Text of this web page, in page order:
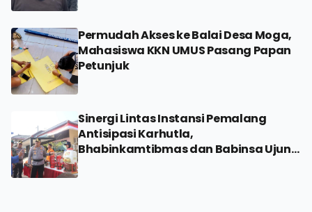
Permudah Akses ke Balai Desa Moga,
Mahasiswa KKN UMUS Pasang Papan
Petunjuk
Sinergi Lintas Instansi Pemalang
Antisipasi Karhutla,
Bhabinkamtibmas dan Babinsa Ujung